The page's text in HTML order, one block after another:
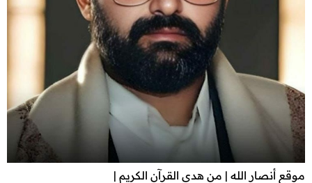
موقع أنصار الله | من هدي القرآن الكريم |